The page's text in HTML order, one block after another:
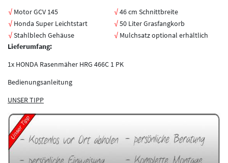
√ Motor GCV 145 √46 cm Schnittbreite
√ Honda Super Leichtstart √50 Liter Grasfangkorb
√Stahlblech Gehäuse √ Mulchsatz optional erhältlich
Lieferumfang:
1x HONDA Rasenmäher HRG 466C 1 PK
Bedienungsanleitung
UNSER TIPP